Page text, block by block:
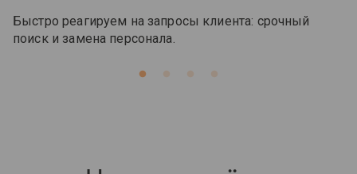
Быстро реагируем на запросы клиента: срочный
поиск и замена персонала.